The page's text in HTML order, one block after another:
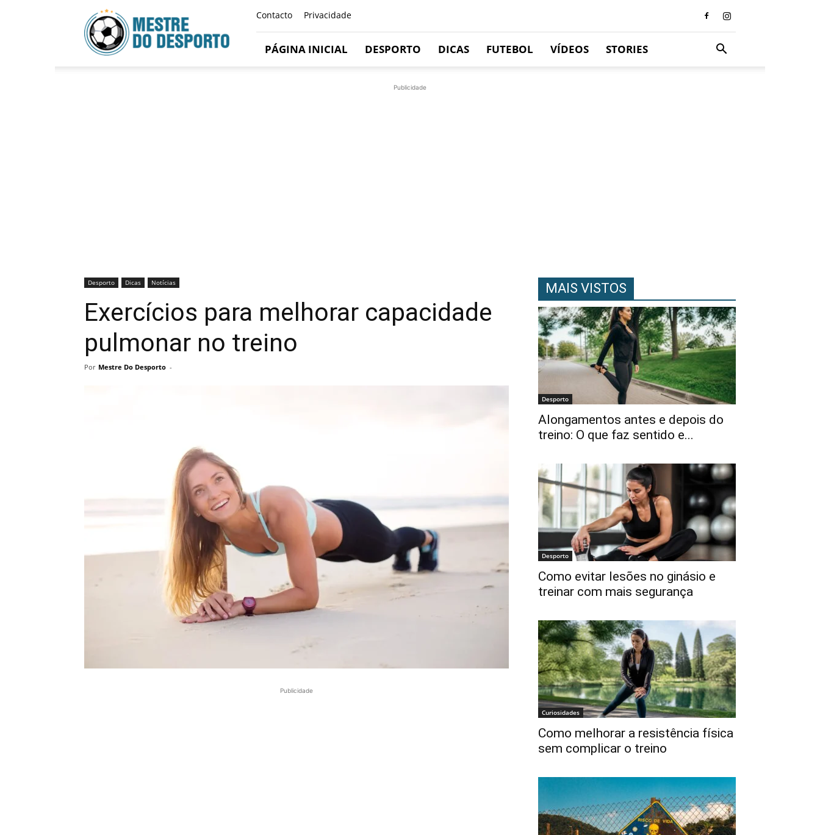
Mestre
Do
Desporto
Contacto Privacidade
PÁGINA INICIAL DESPORTO DICAS FUTEBOL VÍDEOS STORIES
Publicidade
Desporto Dicas Notícias
Exercícios para melhorar capacidade
pulmonar no treino
Por Mestre Do Desporto -
Publicidade
MAIS VISTOS
Desporto
Alongamentos antes e depois do
treino: O que faz sentido e...
Desporto
Como evitar lesões no ginásio e
treinar com mais segurança
Curiosidades
Como melhorar a resistência física
sem complicar o treino